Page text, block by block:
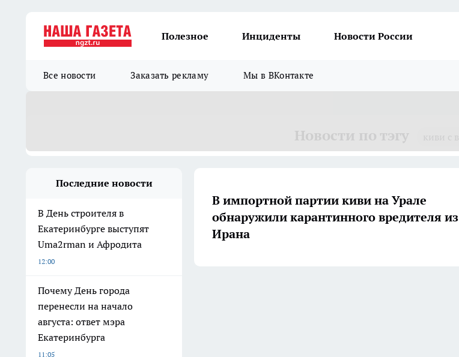
Полезное Инциденты Новости России
Все новости Заказать рекламу Мы в ВКонтакте
Последние новости
В День строителя в
Екатеринбурге выступят
Uma2rman и Афродита
12:00
Почему День города
перенесли на начало
августа: ответ мэра
Екатеринбурга
11:05
В импортной партии киви на Урале
обнаружили карантинного вредителя из
Ирана